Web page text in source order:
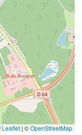
Leaflet | ©OpenStreetMap